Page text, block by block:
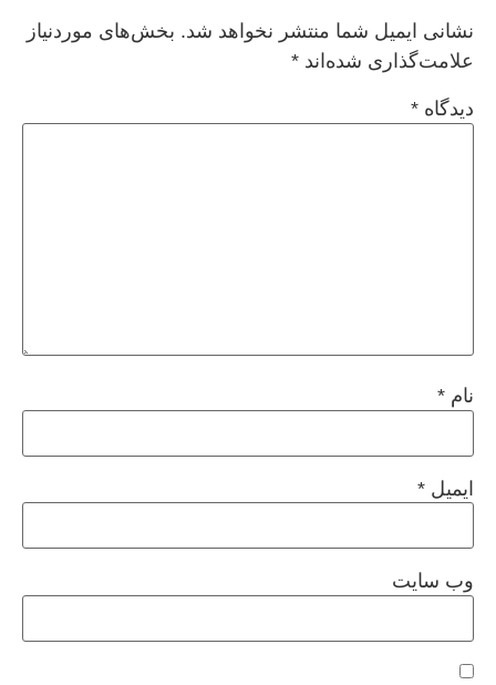
نشانی ایمیل شما منتشر نخواهد شد. بخش‌های موردنیاز
علامت‌گذاری شده‌اند *
دیدگاه *
نام *
ایمیل *
وب‌ سایت